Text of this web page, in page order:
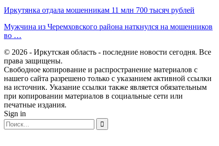
Иркутянка отдала мошенникам 11 млн 700 тысяч рублей
Мужчина из Черемховского района наткнулся на мошенников
во …
© 2026 - Иркутская область - последние новости сегодня. Все
права защищены.
Свободное копирование и распространение материалов с
нашего сайта разрешено только с указанием активной ссылки
на источник. Указание ссылки также является обязательным
при копировании материалов в социальные сети или
печатные издания.
Sign in